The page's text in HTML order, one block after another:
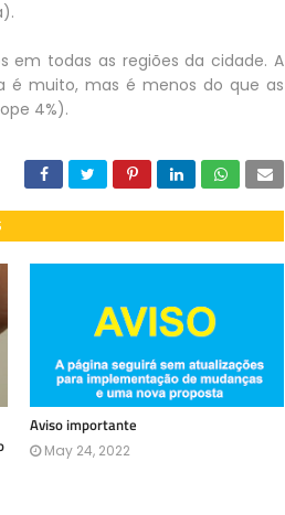
em todas as regiões da cidade. A
é muito, mas é menos do que as
4%).
Aviso importante
May 24, 2022